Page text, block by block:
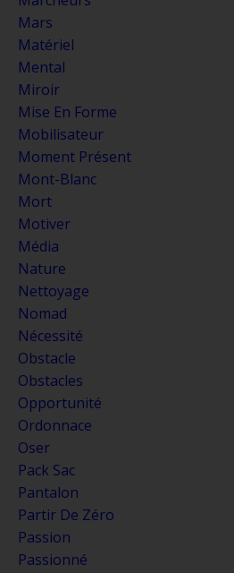
Mars
Matériel
Mental
Miroir
Mise En Forme
Mobilisateur
Moment Présent
Mont-Blanc
Mort
Motiver
Média
Nature
Nettoyage
Nomad
Nécessité
Obstacle
Obstacles
Opportunité
Ordonnace
Oser
Pack Sac
Pantalon
Partir De Zéro
Passion
Passionné